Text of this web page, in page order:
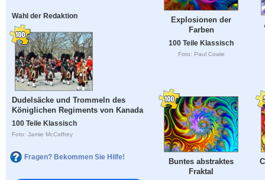
Wahl der Redaktion
Dudelsäcke und Trommeln des
Königlichen Regiments von Kanada
100 Teile Klassisch
Foto: Jamie McCaffrey
Fragen? Bekommen Sie Hilfe!
Explosionen der
Farben
100 Teile Klassisch
Foto: Paul Cowie
Buntes abstraktes
Fraktal